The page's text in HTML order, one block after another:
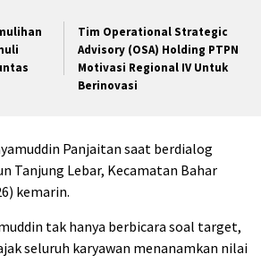
Tim Operational Strategic
Advisory (OSA) Holding PTPN
Motivasi Regional IV Untuk
Berinovasi
Panjaitan saat berdialog
Tanjung Lebar, Kecamatan Bahar
kemarin.
tak hanya berbicara soal target,
seluruh karyawan menanamkan nilai